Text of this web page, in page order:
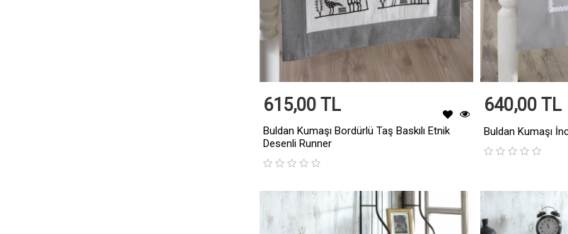
615,00 TL
Buldan Kumaşı Bordürlü Taş Baskılı Etnik
Desenli Runner
640,00 TL
Buldan Kumaşı